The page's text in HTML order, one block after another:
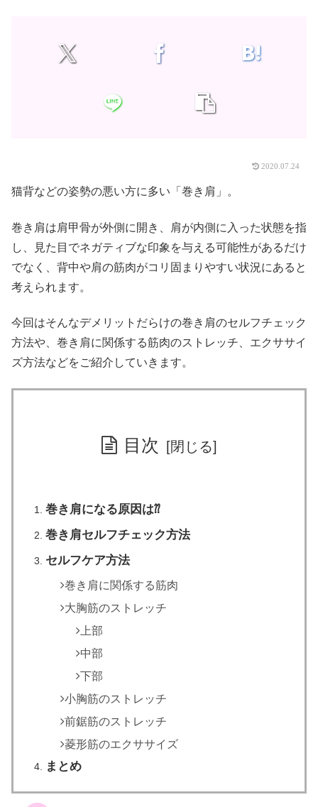
2020.07.24
猫背などの姿勢の悪い方に多い「巻き肩」。
巻き肩は肩甲骨が外側に開き、肩が内側に入った状態を指
し、見た目でネガティブな印象を与える可能性があるだけ
でなく、背中や肩の筋肉がコリ固まりやすい状況にあると
考えられます。
今回はそんなデメリットだらけの巻き肩のセルフチェック
方法や、巻き肩に関係する筋肉のストレッチ、エクササイ
ズ方法などをご紹介していきます。
目次
巻き肩になる原因は⁇
巻き肩セルフチェック方法
セルフケア方法
巻き肩に関係する筋肉
大胸筋のストレッチ
上部
中部
下部
小胸筋のストレッチ
前鋸筋のストレッチ
菱形筋のエクササイズ
まとめ